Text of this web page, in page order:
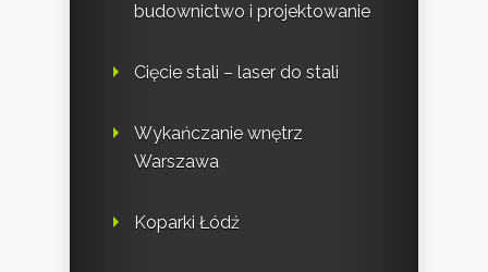
budownictwo i projektowanie
Cięcie stali – laser do stali
Wykańczanie wnętrz
Warszawa
Koparki Łódź